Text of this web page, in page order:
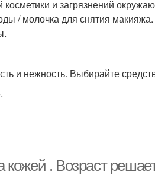
косметики и загрязнений
/ молочка для снятия
и нежность. Выбирайте
кожей . Возраст